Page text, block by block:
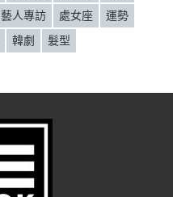
藝人專訪 處女座
運勢
韓劇 髮型